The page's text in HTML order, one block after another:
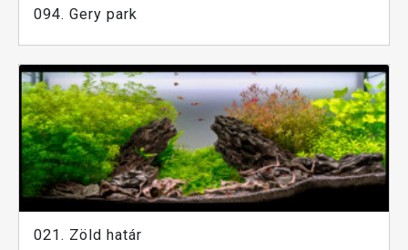
094. Gery park
021. Zöld határ